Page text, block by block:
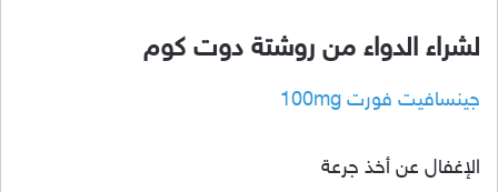
لشراء الدواء من روشتة دوت كوم
جينسافيت فورت 100mg
الإغفال عن أخذ جرعة